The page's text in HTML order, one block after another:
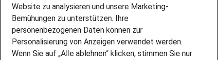
INITIATIV BEWERBEN
ÜBER UNS
STANDORTE
BLOG
Website zu analysieren und unsere Marketing-
Bemühungen zu unterstützen. Ihre
personenbezogenen Daten können zur
Personalisierung von Anzeigen verwendet werden.
Wenn Sie auf „Alle ablehnen“ klicken, stimmen Sie nur